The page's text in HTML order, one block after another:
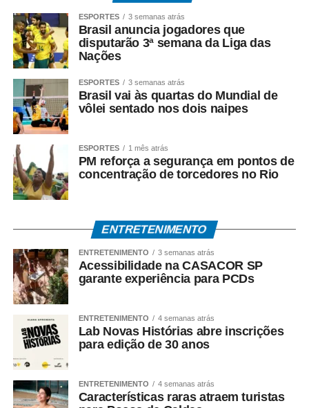
ESPORTES 3 semanas atrás
Brasil anuncia jogadores que
disputarão 3ª semana da Liga das
Nações
ESPORTES 3 semanas atrás
Brasil vai às quartas do Mundial de
vôlei sentado nos dois naipes
ESPORTES 1 mês atrás
PM reforça a segurança em pontos de
concentração de torcedores no Rio
ENTRETENIMENTO
ENTRETENIMENTO 3 semanas atrás
Acessibilidade na CASACOR SP
garante experiência para PCDs
ENTRETENIMENTO 4 semanas atrás
Lab Novas Histórias abre inscrições
para edição de 30 anos
ENTRETENIMENTO 4 semanas atrás
Características raras atraem turistas